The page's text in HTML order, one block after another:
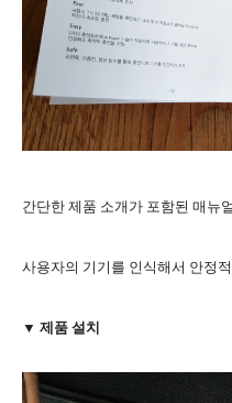
간단한 제품 소개가 포함된 매뉴
사용자의 기기를 인식해서 안정
▼ 제품 설치